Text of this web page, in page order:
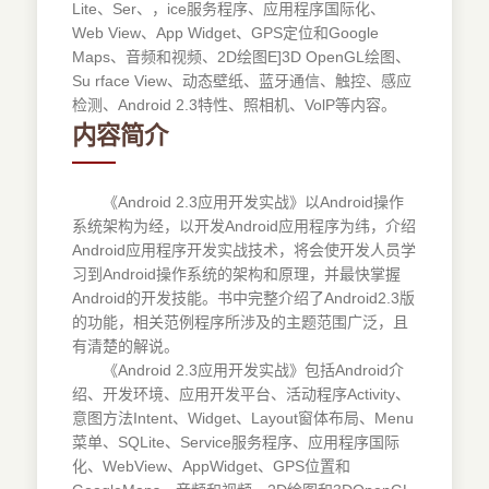
Lite、Ser、，ice服务程序、应用程序国际化、
Web View、App Widget、GPS定位和Google
Maps、音频和视频、2D绘图E]3D OpenGL绘图、
Su rface View、动态壁纸、蓝牙通信、触控、感应
检测、Android 2.3特性、照相机、VolP等内容。
内容简介
《Android 2.3应用开发实战》以Android操作
系统架构为经，以开发Android应用程序为纬，介绍
Android应用程序开发实战技术，将会使开发人员学
习到Android操作系统的架构和原理，并最快掌握
Android的开发技能。书中完整介绍了Android2.3版
的功能，相关范例程序所涉及的主题范围广泛，且
有清楚的解说。
《Android 2.3应用开发实战》包括Android介
绍、开发环境、应用开发平台、活动程序Activity、
意图方法Intent、Widget、Layout窗体布局、Menu
菜单、SQLite、Service服务程序、应用程序国际
化、WebView、AppWidget、GPS位置和